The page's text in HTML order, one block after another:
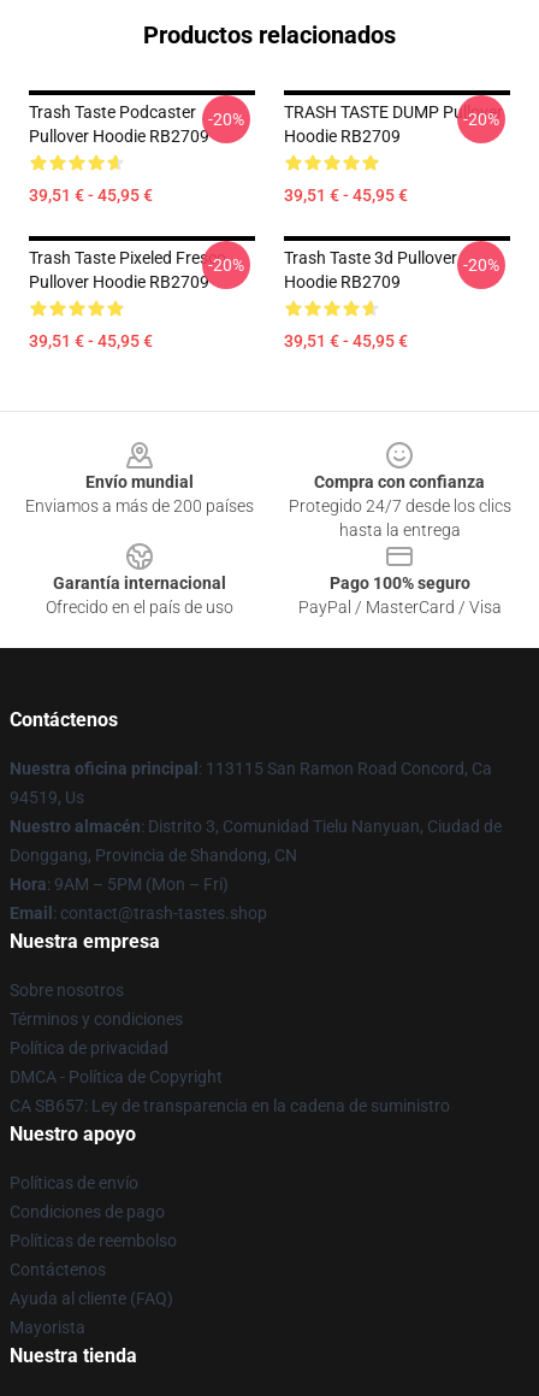
Productos relacionados
Trash Taste Podcaster
Pullover Hoodie RB2709
39,51 € - 45,95 €
-20%
TRASH TASTE DUMP Pullover
Hoodie RB2709
39,51 € - 45,95 €
-20%
Trash Taste Pixeled Fresco
Pullover Hoodie RB2709
39,51 € - 45,95 €
-20%
Trash Taste 3d Pullover
Hoodie RB2709
39,51 € - 45,95 €
-20%
Envío mundial
Enviamos a más de 200 países
Compra con confianza
Protegido 24/7 desde los clics
hasta la entrega
Garantía internacional
Ofrecido en el país de uso
Pago 100% seguro
PayPal / MasterCard / Visa
Contáctenos
Nuestra oficina principal : 113115 San Ramon Road Concord, Ca
94519, Us
Nuestro almacén: Distrito 3, Comunidad Tielu Nanyuan, Ciudad de
Donggang, Provincia de Shandong, CN
Hora: 9AM – 5PM (Mon – Fri)
Email : contact@trash-tastes.shop
Nuestra empresa
Sobre nosotros
Términos y condiciones
Política de privacidad
DMCA - Política de Copyright
CA SB657: Ley de transparencia en la cadena de suministro
Nuestro apoyo
Políticas de envío
Condiciones de pago
Políticas de reembolso
Contáctenos
Ayuda al cliente (FAQ)
Mayorista
Nuestra tienda